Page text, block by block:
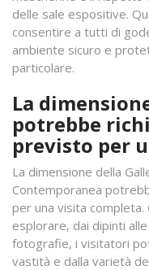
delle sale espositive.
consentire a tutti di
ambiente sicuro e
particolare.
La
potrebbe
previsto per
La dimensione della
Contemporanea
per una visita
esplorare, dai dipinti
fotografie, i visitatori
vastità e dalla varietà